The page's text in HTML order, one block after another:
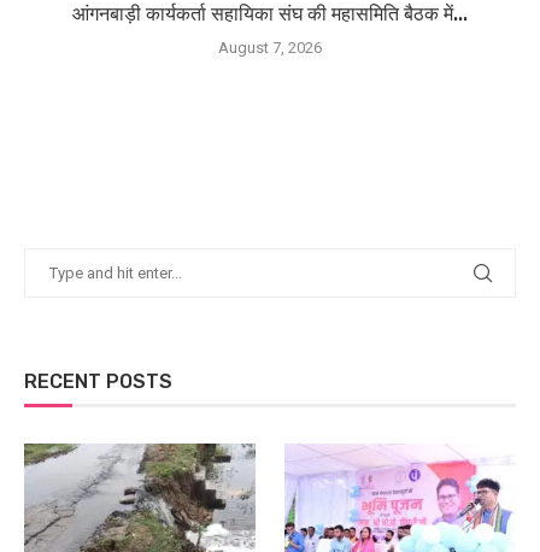
आंगनबाड़ी कार्यकर्ता सहायिका संघ की महासमिति बैठक में...
August 7, 2026
RECENT POSTS